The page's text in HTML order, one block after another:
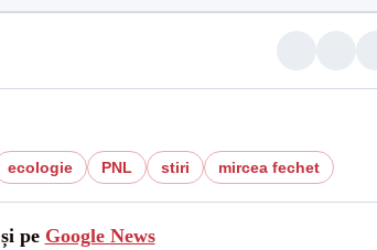
ecologie PNL stiri mircea fechet
pe Google News